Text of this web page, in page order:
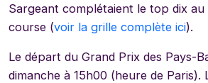
Sargeant complétaient le top dix
course (voir la grille complète ici).
Le départ du Grand Prix des Pays-
dimanche à 15h00 (heure de Paris).